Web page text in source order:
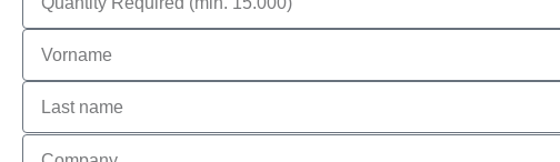
quantity
First
name
Last
name
Company